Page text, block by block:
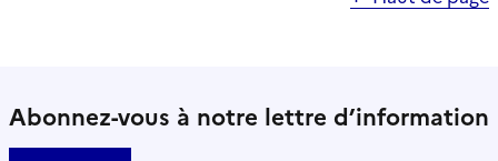
Abonnez-vous à notre lettre d’information